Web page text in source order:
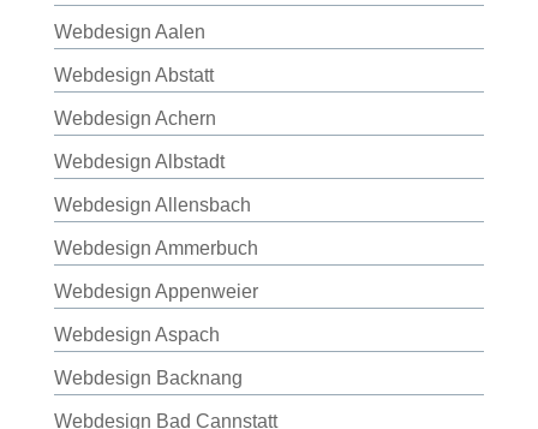
Webdesign Aalen
Webdesign Abstatt
Webdesign Achern
Webdesign Albstadt
Webdesign Allensbach
Webdesign Ammerbuch
Webdesign Appenweier
Webdesign Aspach
Webdesign Backnang
Webdesign Bad Cannstatt